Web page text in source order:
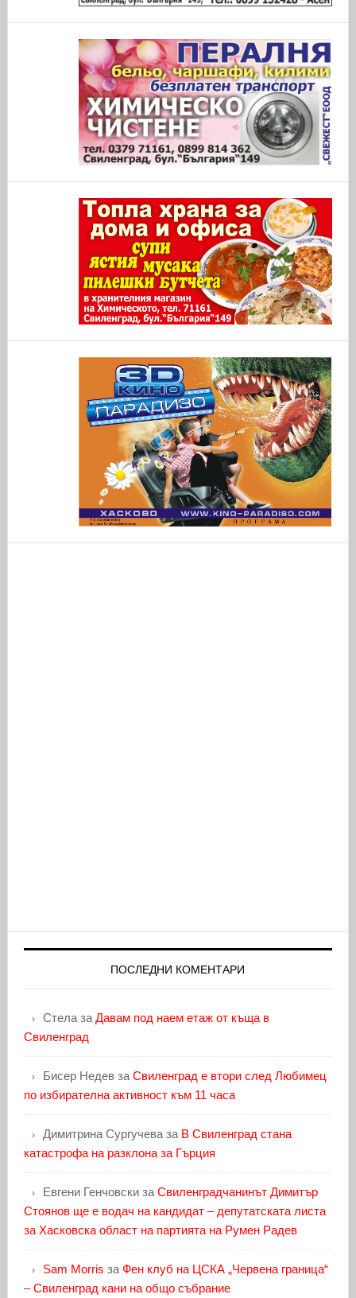
ПОСЛЕДНИ КОМЕНТАРИ
Стелаза Давам под наем етаж от къща в
Свиленград
Бисер Недевза Свиленград е втори след Любимец
по избирателна активност към 11 часа
Димитрина Сургучеваза В Свиленград стана
катастрофа на разклона за Гърция
Евгени Генчовскиза Свиленградчанинът Димитър
Стоянов ще е водач на кандидат – депутатската листа
за Хасковска област на партията на Румен Радев
Sam Morris за Фен клуб на ЦСКА „Червена граница“
– Свиленград кани на общо събрание